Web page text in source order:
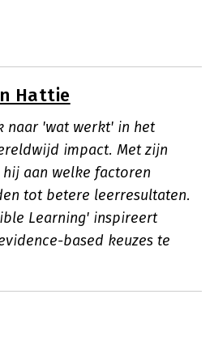
Hattie
naar 'wat werkt' in het
impact. Met zijn
aan welke factoren
tot betere leerresultaten.
Learning' inspireert
based keuzes te